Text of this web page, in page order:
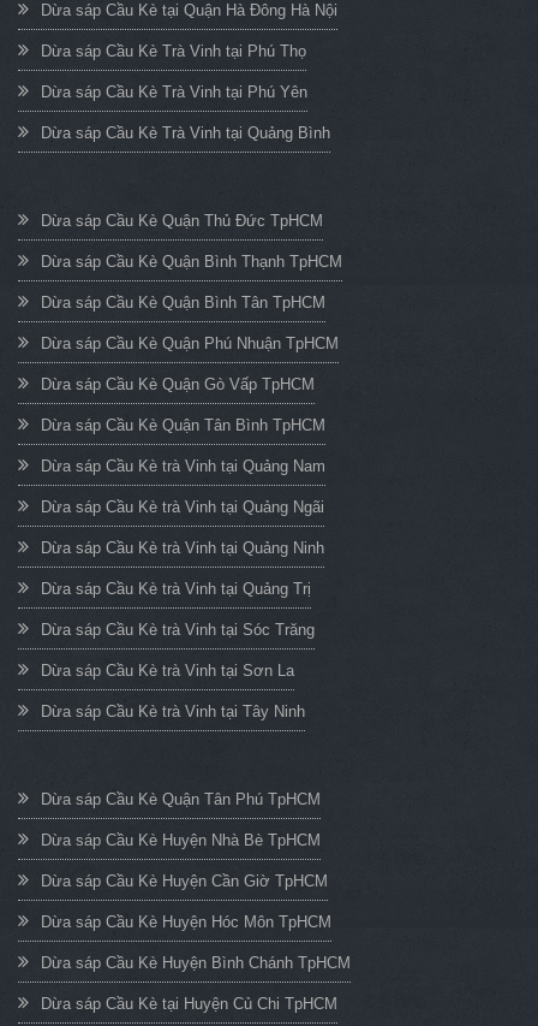
Dừa sáp Cầu Kè tại Quận Hà Đông Hà Nội
Dừa sáp Cầu Kè Trà Vinh tại Phú Thọ
Dừa sáp Cầu Kè Trà Vinh tại Phú Yên
Dừa sáp Cầu Kè Trà Vinh tại Quảng Bình
Dừa sáp Cầu Kè Quận Thủ Đức TpHCM
Dừa sáp Cầu Kè Quận Bình Thạnh TpHCM
Dừa sáp Cầu Kè Quận Bình Tân TpHCM
Dừa sáp Cầu Kè Quận Phú Nhuận TpHCM
Dừa sáp Cầu Kè Quận Gò Vấp TpHCM
Dừa sáp Cầu Kè Quận Tân Bình TpHCM
Dừa sáp Cầu Kè trà Vinh tại Quảng Nam
Dừa sáp Cầu Kè trà Vinh tại Quảng Ngãi
Dừa sáp Cầu Kè trà Vinh tại Quảng Ninh
Dừa sáp Cầu Kè trà Vinh tại Quảng Trị
Dừa sáp Cầu Kè trà Vinh tại Sóc Trăng
Dừa sáp Cầu Kè trà Vinh tại Sơn La
Dừa sáp Cầu Kè trà Vinh tại Tây Ninh
Dừa sáp Cầu Kè Quận Tân Phú TpHCM
Dừa sáp Cầu Kè Huyện Nhà Bè TpHCM
Dừa sáp Cầu Kè Huyện Cần Giờ TpHCM
Dừa sáp Cầu Kè Huyện Hóc Môn TpHCM
Dừa sáp Cầu Kè Huyện Bình Chánh TpHCM
Dừa sáp Cầu Kè tại Huyện Củ Chi TpHCM